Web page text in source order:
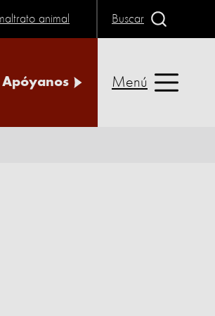
animal Buscar
Apóyanos Menú